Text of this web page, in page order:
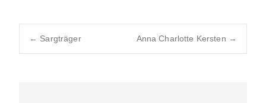
Post
← Sargträger Anna Charlotte Kersten →